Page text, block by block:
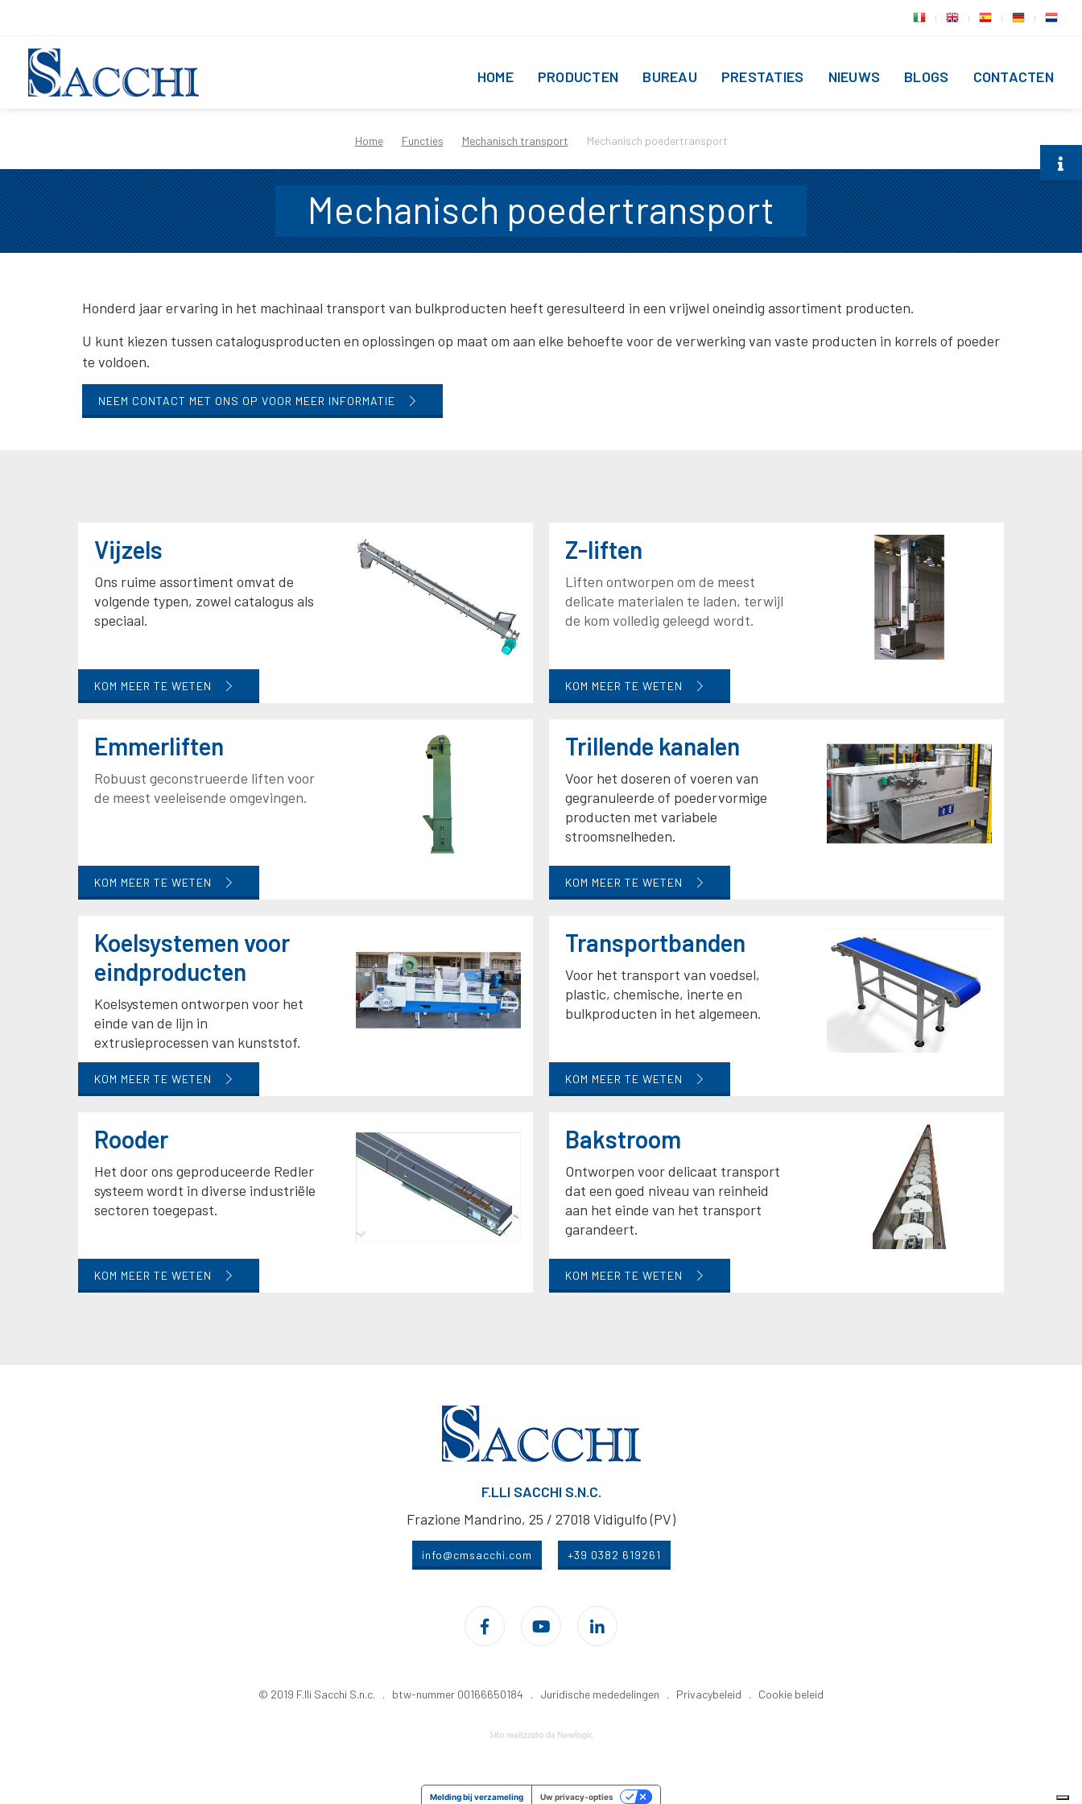
HOME PRODUCTEN BUREAU PRESTATIES NIEUWS BLOGS CONTACTEN
Home Functies Mechanisch transport Mechanisch poedertransport
Mechanisch poedertransport
Honderd jaar ervaring in het machinaal transport van bulkproducten heeft geresulteerd in een vrijwel oneindig assortiment producten.
U kunt kiezen tussen catalogusproducten en oplossingen op maat om aan elke behoefte voor de verwerking van vaste producten in korrels of poeder
te voldoen.
NEEM CONTACT MET ONS OP VOOR MEER INFORMATIE
Vijzels
Ons ruime assortiment omvat de
volgende typen, zowel catalogus als
speciaal.
KOM MEER TE WETEN
Z-liften
Liften ontworpen om de meest
delicate materialen te laden, terwijl
de kom volledig geleegd wordt.
KOM MEER TE WETEN
Emmerliften
Robuust geconstrueerde liften voor
de meest veeleisende omgevingen.
KOM MEER TE WETEN
Trillende kanalen
Voor het doseren of voeren van
gegranuleerde of poedervormige
producten met variabele
stroomsnelheden.
KOM MEER TE WETEN
Koelsystemen voor
eindproducten
Koelsystemen ontworpen voor het
einde van de lijn in
extrusieprocessen van kunststof.
KOM MEER TE WETEN
Transportbanden
Voor het transport van voedsel,
plastic, chemische, inerte en
bulkproducten in het algemeen.
KOM MEER TE WETEN
Rooder
Het door ons geproduceerde Redler
systeem wordt in diverse industriële
sectoren toegepast.
KOM MEER TE WETEN
Bakstroom
Ontworpen voor delicaat transport
dat een goed niveau van reinheid
aan het einde van het transport
garandeert.
KOM MEER TE WETEN
F.LLI SACCHI S.N.C.
Frazione Mandrino, 25 / 27018 Vidigulfo (PV)
info@cmsacchi.com +39 0382 619261
© 2019 F.lli Sacchi S.n.c. . btw-nummer 00166650184 . Juridische mededelingen . Privacybeleid . Cookie beleid
Melding bij verzameling Uw privacy-opties